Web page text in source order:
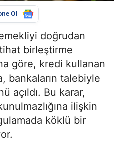
Ol
doğrudan
birleştirme
göre, kredi kullanan
bankaların talebiyle
açıldı. Bu karar,
ilişkin
köklü bir